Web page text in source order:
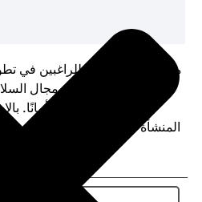
مهاراتهم المهنية في مجال
لبناء بيئة عمل أكثر أمانًا.
المنشأة قدرتها على الامتثال